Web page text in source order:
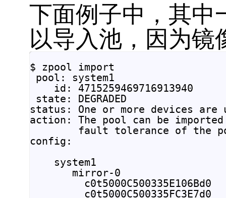
下面例子中，其中
以导入池，因为镜
$ zpool import
pool: system1
    id: 4715259469716913940
state: DEGRADED
status: One or more devices are
action: The pool can be
fault tolerance of the
config:
system1
mirror-0
c0t5000C500335E106Bd0
c0t5000C500335FC3E7d0